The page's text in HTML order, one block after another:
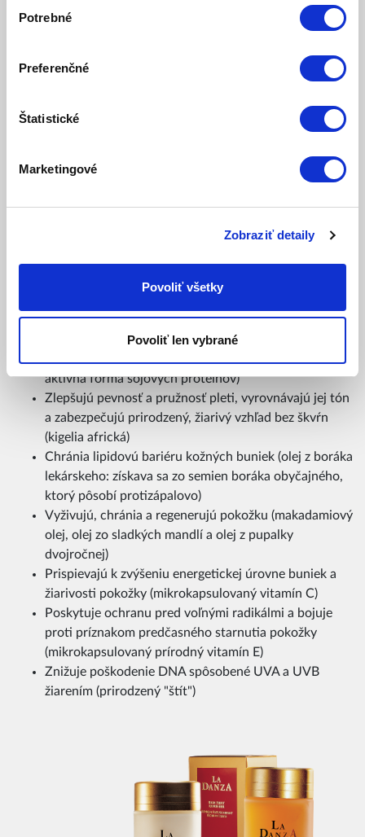
súhlasu
Potrebné
Preferenčné
Štatistické
Marketingové
Zobraziť detaily
Povoliť všetky
Povoliť len vybrané
a udržuje žiarivú pleť
- plants that grow on the shores of the
properties that enable it to protect against
environment
, ktorú pokožka
ÚČINKY NA POKOŽKU
Vyživuje a upokojuje pokožku (organické bambucké
aktívna forma sójových proteínov)
Zlepšujú pevnosť a pružnosť pleti, vyrovnávajú jej tón
a zabezpečujú prirodzený, žiarivý vzhľad bez škvŕn
(kigelia africká)
Chránia lipidovú bariéru kožných buniek (olej z boráka
lekárskeho: získava sa zo semien boráka obyčajného,
ktorý pôsobí protizápalovo)
Vyživujú, chránia a regenerujú pokožku (makadamiový
olej, olej zo sladkých mandlí a olej z pupalky
dvojročnej)
Prispievajú k zvýšeniu energetickej úrovne buniek a
žiarivosti pokožky (mikrokapsulovaný vitamín C)
Poskytuje ochranu pred voľnými radikálmi a bojuje
proti príznakom predčasného starnutia pokožky
(mikrokapsulovaný prírodný vitamín E)
Znižuje poškodenie DNA spôsobené UVA a UVB
žiarením (prirodzený "štít")